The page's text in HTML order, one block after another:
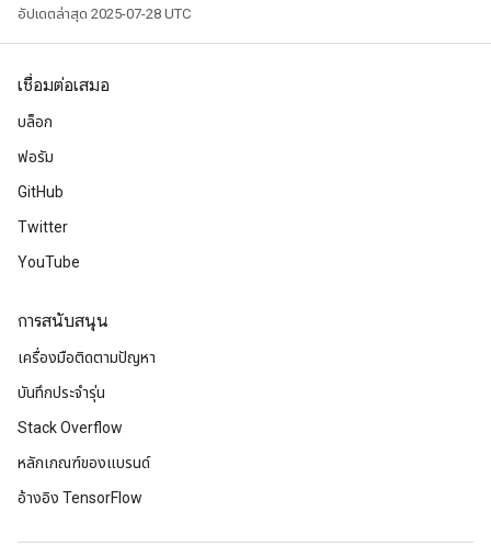
อัปเดตล่าสุด 2025-07-28 UTC
เชื่อมต่อเสมอ
บล็อก
ฟอรัม
GitHub
Twitter
YouTube
การสนับสนุน
เครื่องมือติดตามปัญหา
บันทึกประจำรุ่น
Stack Overflow
หลักเกณฑ์ของแบรนด์
อ้างอิง TensorFlow